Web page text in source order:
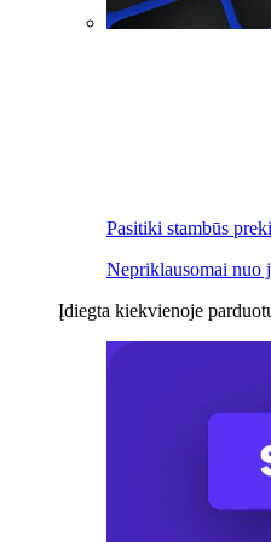
Pasitiki stambūs
Nepriklausomai nuo
Įdiegta kiekvienoje